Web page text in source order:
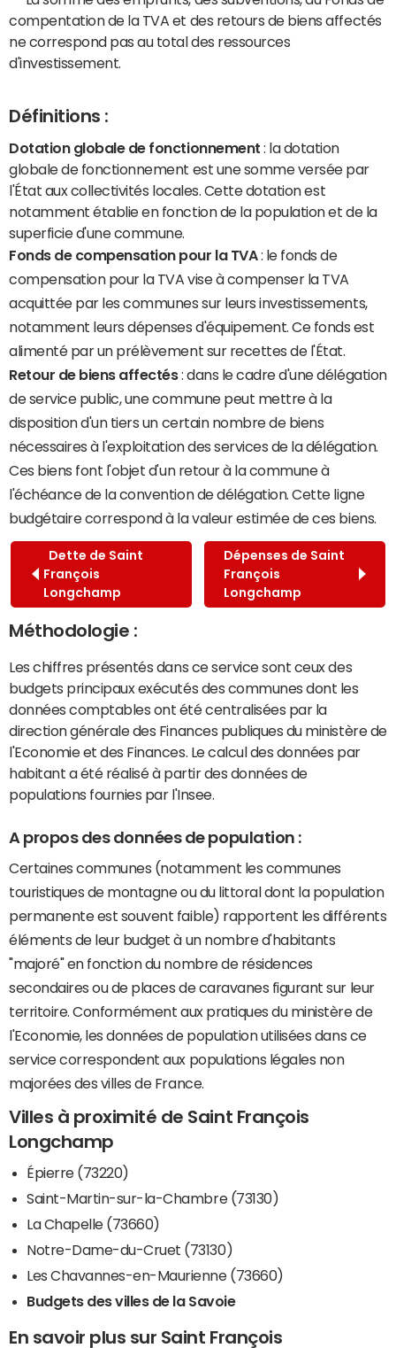
compentation de la TVA et des retours de biens affectés
ne correspond pas au total des ressources
d'investissement.
Définitions :
Dotation globale de fonctionnement : la dotation
globale de fonctionnement est une somme versée par
l'État aux collectivités locales. Cette dotation est
notamment établie en fonction de la population et de la
superficie d'une commune.
Fonds de compensation pour la TVA: le fonds de
compensation pour la TVA vise à compenser la TVA
acquittée par les communes sur leurs investissements,
notamment leurs dépenses d'équipement. Ce fonds est
alimenté par un prélèvement sur recettes de l'État.
Retour de biens affectés: dans le cadre d'une délégation
de service public, une commune peut mettre à la
disposition d'un tiers un certain nombre de biens
nécessaires à l'exploitation des services de la délégation.
Ces biens font l'objet d'un retour à la commune à
l'échéance de la convention de délégation. Cette ligne
budgétaire correspond à la valeur estimée de ces biens.
Dette de Saint
François
Longchamp
Dépenses de Saint
François
Longchamp
Méthodologie :
Les chiffres présentés dans ce service sont ceux des
budgets principaux exécutés des communes dont les
données comptables ont été centralisées par la
direction générale des Finances publiques du ministère de
l'Economie et des Finances. Le calcul des données par
habitant a été réalisé à partir des données de
populations fournies par l'Insee.
A propos des données de population :
Certaines communes (notamment les communes
touristiques de montagne ou du littoral dont la population
permanente est souvent faible) rapportent les différents
éléments de leur budget à un nombre d'habitants
"majoré" en fonction du nombre de résidences
secondaires ou de places de caravanes figurant sur leur
territoire. Conformément aux pratiques du ministère de
l'Economie, les données de population utilisées dans ce
service correspondent aux populations légales non
majorées des villes de France.
Villes à proximité de Saint François
Longchamp
Épierre (73220)
Saint-Martin-sur-la-Chambre (73130)
La Chapelle (73660)
Notre-Dame-du-Cruet (73130)
Les Chavannes-en-Maurienne (73660)
Budgets des villes de la Savoie
En savoir plus sur Saint François